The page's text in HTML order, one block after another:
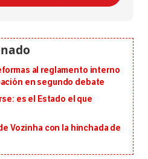
al reglamento interno
en segundo debate
es el Estado el que
Vozinha con la hinchada de